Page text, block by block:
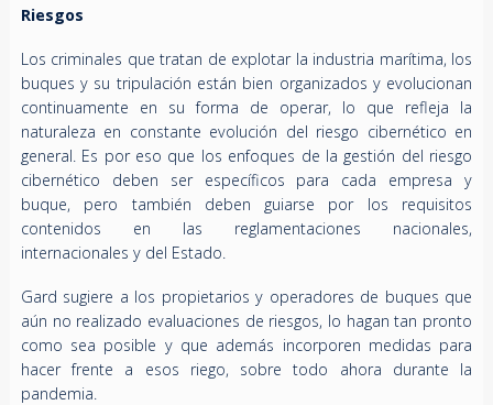
Riesgos
Los criminales que tratan de explotar la industria marítima, los
buques y su tripulación están bien organizados y evolucionan
continuamente en su forma de operar, lo que refleja la
naturaleza en constante evolución del riesgo cibernético en
general. Es por eso que los enfoques de la gestión del riesgo
cibernético deben ser específicos para cada empresa y
buque, pero también deben guiarse por los requisitos
contenidos en las reglamentaciones nacionales,
internacionales y del Estado.
Gard sugiere a los propietarios y operadores de buques que
aún no realizado evaluaciones de riesgos, lo hagan tan pronto
como sea posible y que además incorporen medidas para
hacer frente a esos riego, sobre todo ahora durante la
pandemia.